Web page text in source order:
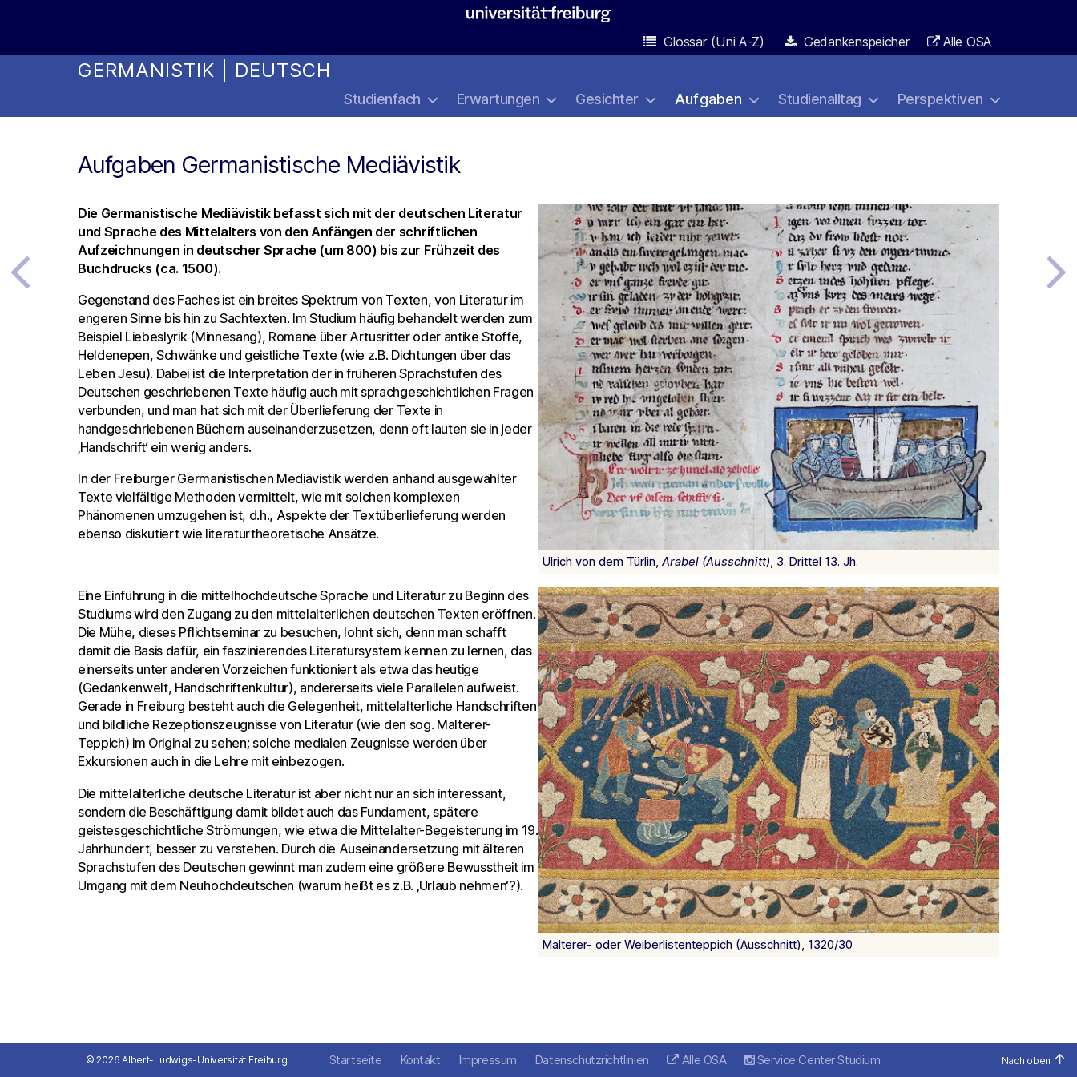
Glossar (Uni A-Z) Gedankenspeicher Alle OSA
GERMANISTIK | DEUTSCH
Studienfach Erwartungen Gesichter Aufgaben Studienalltag Perspektiven
Aufgaben Germanistische Mediävistik
Die Germanistische Mediävistik befasst sich mit der deutschen Literatur
und Sprache des Mittelalters von den Anfängen der schriftlichen
Aufzeichnungen in deutscher Sprache (um 800) bis zur Frühzeit des
Buchdrucks (ca. 1500).
Gegenstand des Faches ist ein breites Spektrum von Texten, von Literatur im
engeren Sinne bis hin zu Sachtexten. Im Studium häufig behandelt werden zum
Beispiel Liebeslyrik (Minnesang), Romane über Artusritter oder antike Stoffe,
Heldenepen, Schwänke und geistliche Texte (wie z.B. Dichtungen über das
Leben Jesu). Dabei ist die Interpretation der in früheren Sprachstufen des
Deutschen geschriebenen Texte häufig auch mit sprachgeschichtlichen Fragen
verbunden, und man hat sich mit der Überlieferung der Texte in
handgeschriebenen Büchern auseinanderzusetzen, denn oft lauten sie in jeder
‚Handschrift‘ ein wenig anders.
In der Freiburger Germanistischen Mediävistik werden anhand ausgewählter
Texte vielfältige Methoden vermittelt, wie mit solchen komplexen
Phänomenen umzugehen ist, d.h., Aspekte der Textüberlieferung werden
ebenso diskutiert wie literaturtheoretische Ansätze.
Ulrich von dem Türlin, Arabel (Ausschnitt), 3. Drittel 13. Jh.
Eine Einführung in die mittelhochdeutsche Sprache und Literatur zu Beginn des
Studiums wird den Zugang zu den mittelalterlichen deutschen Texten eröffnen.
Die Mühe, dieses Pflichtseminar zu besuchen, lohnt sich, denn man schafft
damit die Basis dafür, ein faszinierendes Literatursystem kennen zu lernen, das
einerseits unter anderen Vorzeichen funktioniert als etwa das heutige
(Gedankenwelt, Handschriftenkultur), andererseits viele Parallelen aufweist.
Gerade in Freiburg besteht auch die Gelegenheit, mittelalterliche Handschriften
und bildliche Rezeptionszeugnisse von Literatur (wie den sog. Malterer-
Teppich) im Original zu sehen; solche medialen Zeugnisse werden über
Exkursionen auch in die Lehre mit einbezogen.
Die mittelalterliche deutsche Literatur ist aber nicht nur an sich interessant,
sondern die Beschäftigung damit bildet auch das Fundament, spätere
geistesgeschichtliche Strömungen, wie etwa die Mittelalter-Begeisterung im 19.
Jahrhundert, besser zu verstehen. Durch die Auseinandersetzung mit älteren
Sprachstufen des Deutschen gewinnt man zudem eine größere Bewusstheit im
Umgang mit dem Neuhochdeutschen (warum heißt es z.B. ‚Urlaub nehmen‘?).
Malterer- oder Weiberlistenteppich (Ausschnitt), 1320/30
© 2026 Albert-Ludwigs-Universität Freiburg Startseite Kontakt Impressum Datenschutzrichtlinien Alle OSA Service Center Studium Nach oben ↑